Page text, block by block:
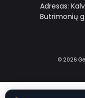
Adresas:
Butrimonių
© 2026